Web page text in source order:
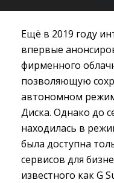
Ещё в 2019 году
впервые
фирменного
позволяющую
автономном
Диска. Однако до
находилась в
была доступна
сервисов для
известного как G